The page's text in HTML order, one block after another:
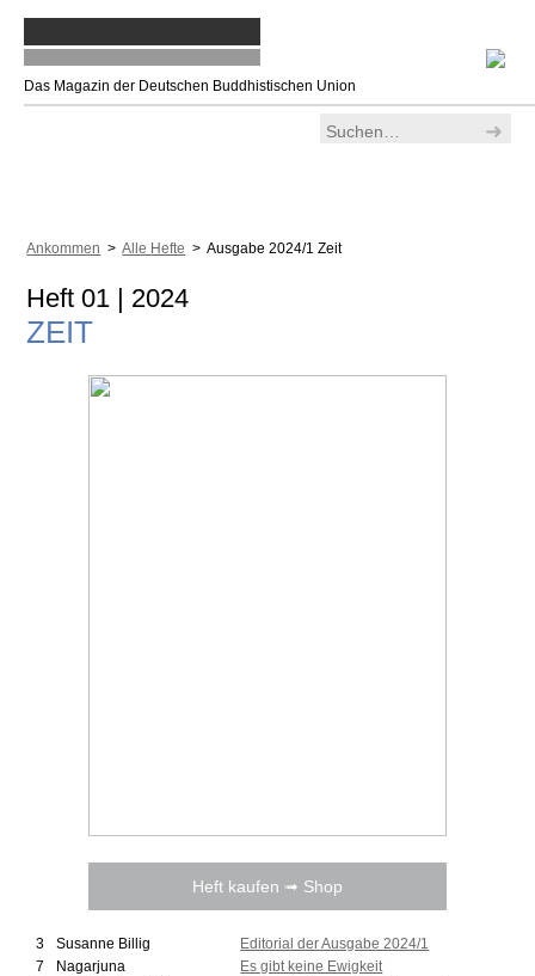
Das Magazin der Deutschen Buddhistischen Union
Ankommen >Alle Hefte > Ausgabe 2024/1 Zeit
Heft 01 | 2024
ZEIT
Heft kaufen ➟ Shop
3 Susanne Billig
Editorial der Ausgabe 2024/1
7
Nagarjuna
Es gibt keine Ewigkeit